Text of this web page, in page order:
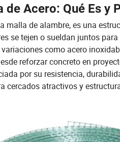
Acero: Qué Es y
malla de alambre, es una
se tejen o sueldan juntos
como acero
reforzar concreto en
por su resistencia,
cercados atractivos y